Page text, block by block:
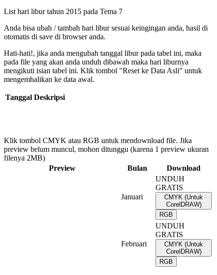
List hari libur tahun 2015 pada Tema 7
Anda bisa ubah / tambah hari libur sesuai keingingan anda, hasil di
otomatis di save di browser anda.
Hati-hati!, jika anda mengubah tanggal libur pada tabel ini, maka
pada file yang akan anda unduh dibawah maka hari liburnya
mengikuti isian tabel ini. Klik tombol "Reset ke Data Asli" untuk
mengembalikan ke data awal.
Tanggal Deskripsi
Klik tombol CMYK atau RGB untuk mendownload file. Jika
preview belum muncul, mohon ditunggu (karena 1 preview ukuran
filenya 2MB)
Preview
Bulan Download
Januari
UNDUH
GRATIS
CMYK (Untuk
CorelDRAW)
RGB
Februari
UNDUH
GRATIS
CMYK (Untuk
CorelDRAW)
RGB